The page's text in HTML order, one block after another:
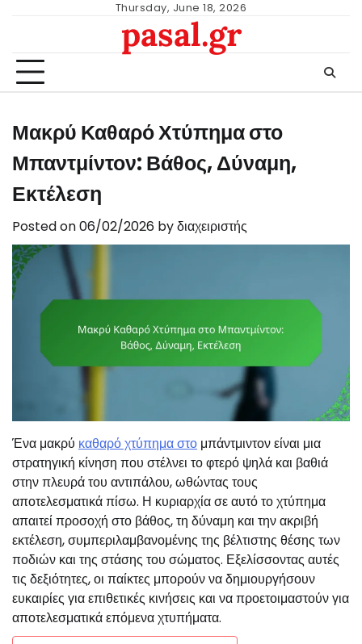
Thursday, June 18, 2026
pasal.gr
Μακρύ Καθαρό Χτύπημα στο
Μπαντμίντον: Βάθος, Δύναμη,
Εκτέλεση
Posted on06/02/2026 byδιαχειριστής
Ένα μακρύ καθαρό χτύπημα στο μπάντμιντον είναι μια
στρατηγική κίνηση που στέλνει το φτερό ψηλά και βαθιά
στην πλευρά του αντιπάλου, ωθώντας τους
αποτελεσματικά πίσω. Η κυριαρχία σε αυτό το χτύπημα
απαιτεί προσοχή στο βάθος, τη δύναμη και την ακριβή
εκτέλεση, συμπεριλαμβανομένης της βέλτιστης θέσης των
ποδιών και της στάσης του σώματος. Εξελίσσοντας αυτές
τις δεξιότητες, οι παίκτες μπορούν να δημιουργήσουν
ευκαιρίες για επιθετικές κινήσεις και να προετοιμαστούν για
αποτελεσματικά επόμενα χτυπήματα.